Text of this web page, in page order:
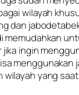
wilayah
dan
memudahkan
ingin
menggunakan
wilayah yang